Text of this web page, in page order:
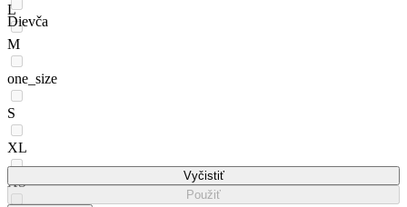
L
M
one_size
S
XL
XS
Dievča
Vyčistiť
Použiť